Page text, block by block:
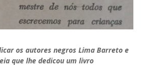
os autores negros Lima Barreto e
que lhe dedicou um livro